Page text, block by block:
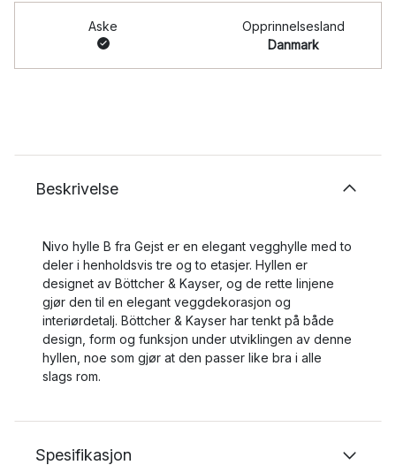
Aske
Opprinnelsesland
Danmark
Beskrivelse
Nivo hylle B fra Gejst er en elegant vegghylle med to
deler i henholdsvis tre og to etasjer. Hyllen er
designet av Böttcher & Kayser, og de rette linjene
gjør den til en elegant veggdekorasjon og
interiørdetalj. Böttcher & Kayser har tenkt på både
design, form og funksjon under utviklingen av denne
hyllen, noe som gjør at den passer like bra i alle
slags rom.
Spesifikasjon